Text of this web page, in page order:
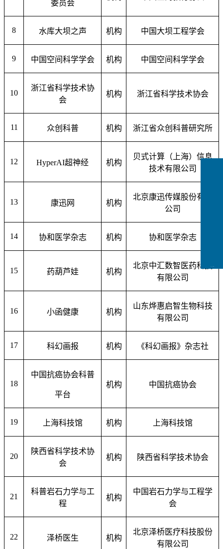
委员会
8 水库大坝之声 机构 中国大坝工程学会
9 中国空间科学学会 机构 中国空间科学学会
10
浙江省科学技术协
会
机构 浙江省科学技术协会
11 众创科普 机构 浙江省众创科普研究所
12 HyperAI超神经 机构
贝式计算（上海）信息
技术有限公司
13 康迅网 机构
北京康迅传媒股份有限
公司
14 协和医学杂志 机构 协和医学杂志
15 药葫芦娃 机构
北京中汇数智医药科技
有限公司
16 小函健康 机构
山东烨惠启智生物科技
有限公司
17 科幻画报 机构 《科幻画报》杂志社
18
中国抗癌协会科普
平台
机构 中国抗癌协会
19 上海科技馆 机构 上海科技馆
20
陕西省科学技术协
会
机构 陕西省科学技术协会
21
科普岩石力学与工
程
机构
中国岩石力学与工程学
会
22 泽桥医生 机构
北京泽桥医疗科技股份
有限公司